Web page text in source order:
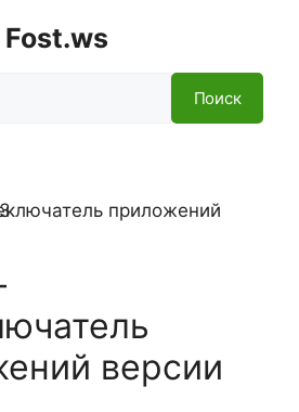
Fost.ws
Поиск
версии